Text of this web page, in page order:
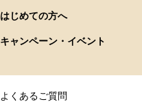
はじめての方へ
キャンペーン・イベント
よくあるご質問